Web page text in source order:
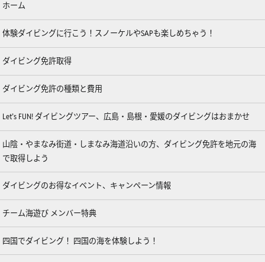
ホーム
体験ダイビングに行こう！スノーケルやSAPも楽しめちゃう！
ダイビング免許取得
ダイビング免許の種類と費用
Let’s FUN! ダイビングツアー、広島・島根・愛媛のダイビングはおまかせ
山陰・やまなみ街道・しまなみ海道沿いの方、ダイビング免許を地元の海
で取得しよう
ダイビングのお得なイベント、キャンペーン情報
チーム海遊び メンバー特典
四国でダイビング！ 四国の海を体験しよう！